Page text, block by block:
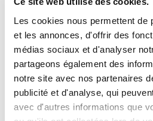
Les cookies nous permettent de
et les annonces, d'offrir des
médias sociaux et d'analyser
partageons également des
notre site avec nos partenaires
publicité et d'analyse, qui
avec d'autres informations que